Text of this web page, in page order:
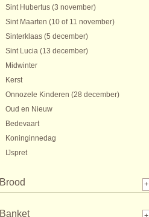
Sint Hubertus (3 november)
Sint Maarten (10 of 11 november)
Sinterklaas (5 december)
Sint Lucia (13 december)
Midwinter
Kerst
Onnozele Kinderen (28 december)
Oud en Nieuw
Bedevaart
Koninginnedag
IJspret
Brood +
Banket